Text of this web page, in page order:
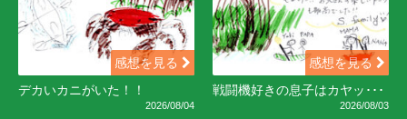
感想を見る
デカいカニがいた！！
2026/08/04
感想を見る
戦闘機好きの息子はカヤッ･･･
2026/08/03